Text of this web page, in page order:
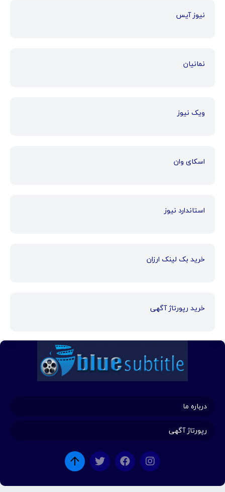
نیوز آیس
نمانیان
ویک نیوز
اسکای وان
استاندارد نیوز
خرید بک لینک ارزان
خرید رپورتاژ آگهی
درباره ما
رپورتاژ آگهی